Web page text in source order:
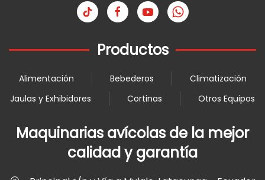
Productos
Alimentación Bebederos
Climatización
Jaulas y Exhibidores
Cortinas Otros Equipos
Maquinarias avícolas de la mejor
calidad y garantía